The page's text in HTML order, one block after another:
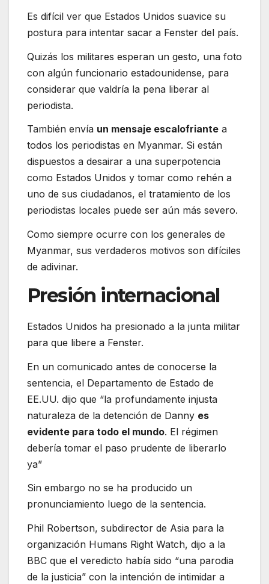
Es difícil ver que Estados Unidos suavice su
postura para intentar sacar a Fenster del país.
Quizás los militares esperan un gesto, una foto
con algún funcionario estadounidense, para
considerar que valdría la pena liberar al
periodista.
También envía un mensaje escalofriante a
todos los periodistas en Myanmar. Si están
dispuestos a desairar a una superpotencia
como Estados Unidos y tomar como rehén a
uno de sus ciudadanos, el tratamiento de los
periodistas locales puede ser aún más severo.
Como siempre ocurre con los generales de
Myanmar, sus verdaderos motivos son difíciles
de adivinar.
Presión internacional
Estados Unidos ha presionado a la junta militar
para que libere a Fenster.
En un comunicado antes de conocerse la
sentencia, el Departamento de Estado de
EE.UU. dijo que “la profundamente injusta
naturaleza de la detención de Danny es
evidente para todo el mundo. El régimen
debería tomar el paso prudente de liberarlo
ya”
Sin embargo no se ha producido un
pronunciamiento luego de la sentencia.
Phil Robertson, subdirector de Asia para la
organización Humans Right Watch, dijo a la
BBC que el veredicto había sido “una parodia
de la justicia” con la intención de intimidar a